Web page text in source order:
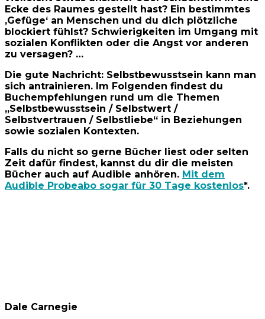
Ecke des Raumes gestellt hast? Ein bestimmtes
‚Gefüge‘ an Menschen und du dich plötzliche
blockiert fühlst? Schwierigkeiten im Umgang mit
sozialen Konflikten oder die Angst vor anderen
zu versagen? …
Die gute Nachricht: Selbstbewusstsein kann man
sich antrainieren. Im Folgenden findest du
Buchempfehlungen rund um die Themen
„Selbstbewusstsein / Selbstwert /
Selbstvertrauen / Selbstliebe“ in Beziehungen
sowie sozialen Kontexten.
Falls du nicht so gerne Bücher liest oder selten
Zeit dafür findest, kannst du dir die meisten
Bücher auch auf Audible anhören. Mit dem
Audible Probeabo sogar für 30 Tage kostenlos*.
Dale Carnegie